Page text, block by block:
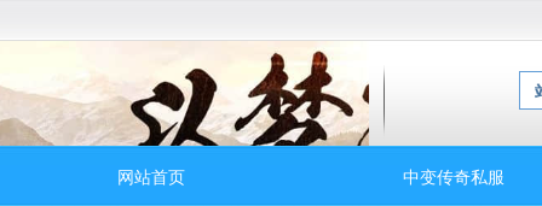
网站首页 中变传奇私服